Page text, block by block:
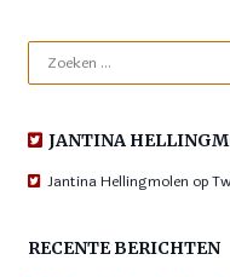
JANTINA
Jantina Hellingmolen op
RECENTE BERICHTEN